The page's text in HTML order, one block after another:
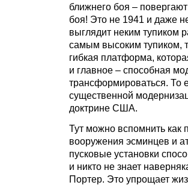
ближнего боя –
боя! Это не 1941 и даже
выглядит неким тупиком
самым высоким тупиком,
гибкая платформа,
и главное – способная
трансформироваться. То
существенной
доктрине США.
Тут можно вспомнить как
вооружения эсминцев и
пусковые установки
и никто не знает
Портер. Это упрощает